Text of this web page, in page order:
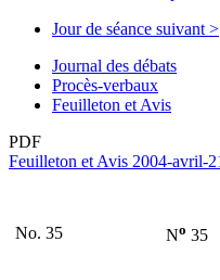
Jour de séance suivant >
Journal des débats
Procès-verbaux
Feuilleton et Avis
PDF
Feuilleton et Avis 2004-avril-
No. 35 No 35